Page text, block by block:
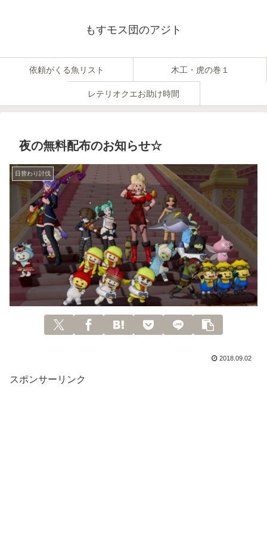
もすモス団のアジト
依頼がくる魚リスト 木工・虎の巻１
レテリオクエお助け時間
夜の無料配布のお知らせ☆
日替わり討伐
2018.09.02
スポンサーリンク